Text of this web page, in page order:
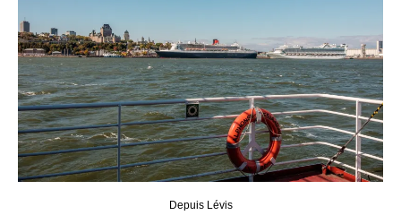
Depuis Lévis